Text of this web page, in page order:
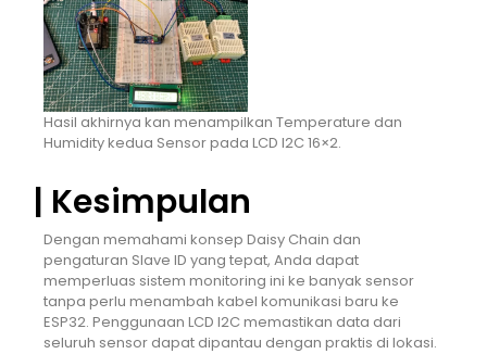
Hasil akhirnya kan menampilkan Temperature dan
Humidity kedua Sensor pada LCD I2C 16×2.
| Kesimpulan
Dengan memahami konsep Daisy Chain dan
pengaturan Slave ID yang tepat, Anda dapat
memperluas sistem monitoring ini ke banyak sensor
tanpa perlu menambah kabel komunikasi baru ke
ESP32. Penggunaan LCD I2C memastikan data dari
seluruh sensor dapat dipantau dengan praktis di lokasi.